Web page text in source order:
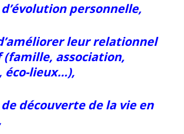
personnelle,
leur relationnel
(famille, association,
éco-lieux…),
découverte de la vie en